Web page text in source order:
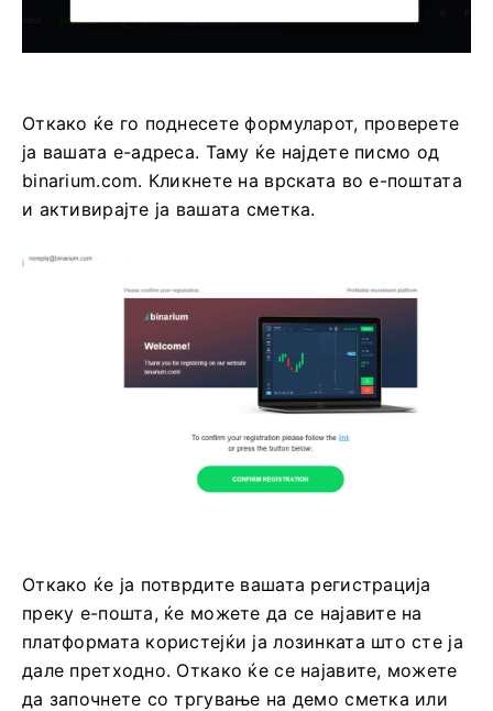
Откако ќе го поднесете формуларот, проверете
ја вашата е-адреса. Таму ќе најдете писмо од
binarium.com. Кликнете на врската во е-поштата
и активирајте ја вашата сметка.
Откако ќе ја потврдите вашата регистрација
преку е-пошта, ќе можете да се најавите на
платформата користејќи ја лозинката што сте ја
дале претходно. Откако ќе се најавите, можете
да започнете со тргување на демо сметка или